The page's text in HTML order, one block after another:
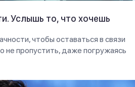
Услышь то, что хочешь
чтобы оставаться в связи
не пропустить, даже погружаясь